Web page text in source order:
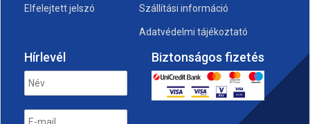
Elfelejtett jelszó Szállítási információ
Adatvédelmi tájékoztató
Hírlevél Biztonságos fizetés